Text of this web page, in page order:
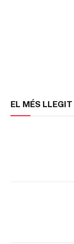
EL MÉS LLEGIT